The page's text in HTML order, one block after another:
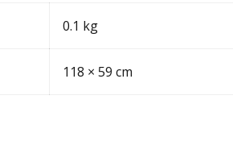
0.1 kg
118 × 59 cm